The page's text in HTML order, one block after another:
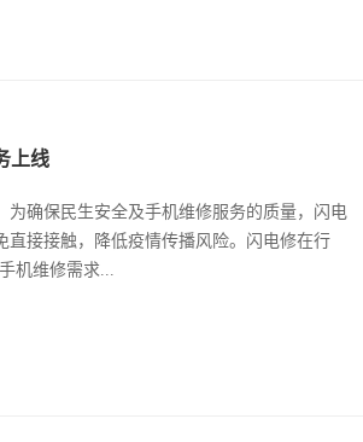
上线
确保民生安全及手机维修服务的质量，闪电
接接触，降低疫情传播风险。​​​​​​​闪电修在行
机维修需求...